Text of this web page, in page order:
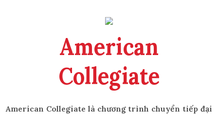
American
Collegiate
American Collegiate là chương trình chuyển tiếp đại